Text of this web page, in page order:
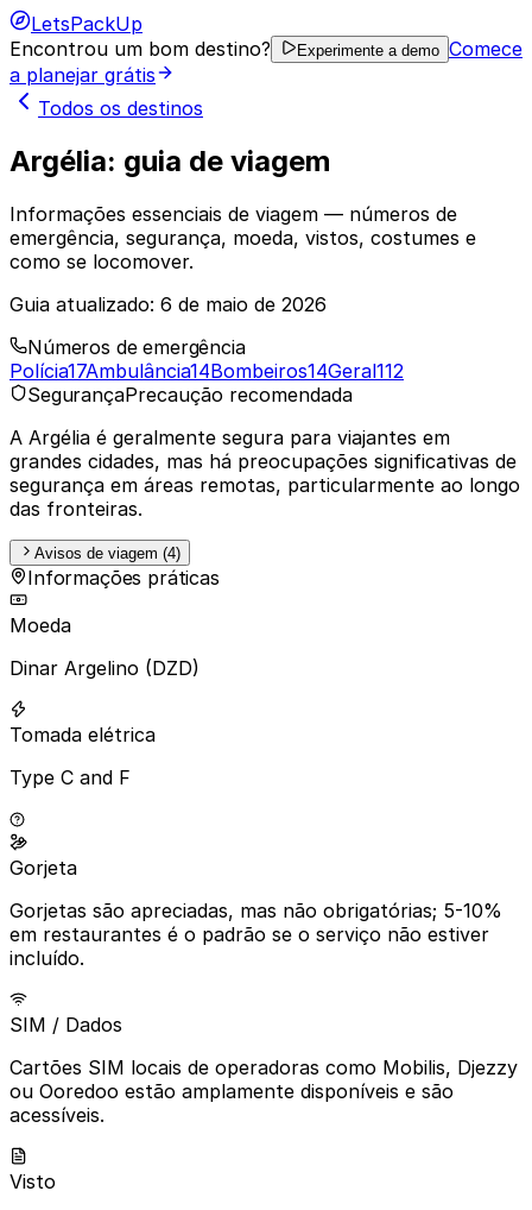
LetsPackUp
Encontrou um bom destino?
Experimente a demo Comece
a planejar grátis
Todos os destinos
Argélia: guia de viagem
Informações essenciais de viagem — números de
emergência, segurança, moeda, vistos, costumes e
como se locomover.
Guia atualizado: 6 de maio de 2026
Números de emergência
Polícia17Ambulância14Bombeiros14Geral112
SegurançaPrecaução recomendada
A Argélia é geralmente segura para viajantes em
grandes cidades, mas há preocupações significativas de
segurança em áreas remotas, particularmente ao longo
das fronteiras.
Avisos de viagem (4)
Informações práticas
Moeda
Dinar Argelino (DZD)
Tomada elétrica
Type C and F
Gorjeta
Gorjetas são apreciadas, mas não obrigatórias; 5-10%
em restaurantes é o padrão se o serviço não estiver
incluído.
SIM / Dados
Cartões SIM locais de operadoras como Mobilis, Djezzy
ou Ooredoo estão amplamente disponíveis e são
acessíveis.
Visto